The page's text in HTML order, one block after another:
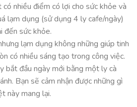
có nhiều điểm có lợi cho sức khỏe và
lạm dụng (sử dụng 4 ly cafe/ngày)
đến sức khỏe.
lạm dụng không những giúp tinh
có nhiều sáng tạo trong công việc.
bắt đầu ngày mới bằng một ly cà
Bạn sẽ cảm nhận được những gì
này mang lại.